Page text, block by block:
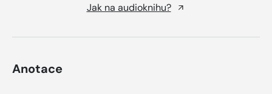
Jak na audioknihu?
Anotace